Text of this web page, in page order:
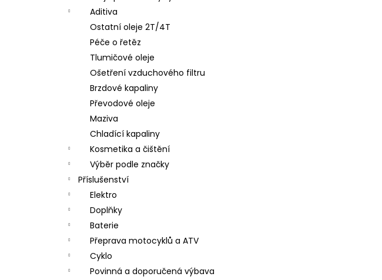
Aditiva
Ostatní oleje 2T/4T
Péče o řetěz
Tlumičové oleje
Ošetření vzduchového filtru
Brzdové kapaliny
Převodové oleje
Maziva
Chladící kapaliny
Kosmetika a čištění
Výběr podle značky
Příslušenství
Elektro
Doplňky
Baterie
Přeprava motocyklů a ATV
Cyklo
Povinná a doporučená výbava